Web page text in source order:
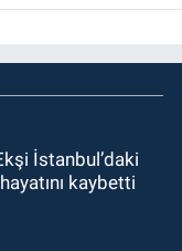
attı. Sürücü
geçecek?
İstanbul’daki
kaybetti